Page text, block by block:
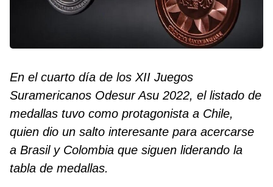
En el cuarto día de los XII Juegos
Suramericanos Odesur Asu 2022, el listado de
medallas tuvo como protagonista a Chile,
quien dio un salto interesante para acercarse
a Brasil y Colombia que siguen liderando la
tabla de medallas.